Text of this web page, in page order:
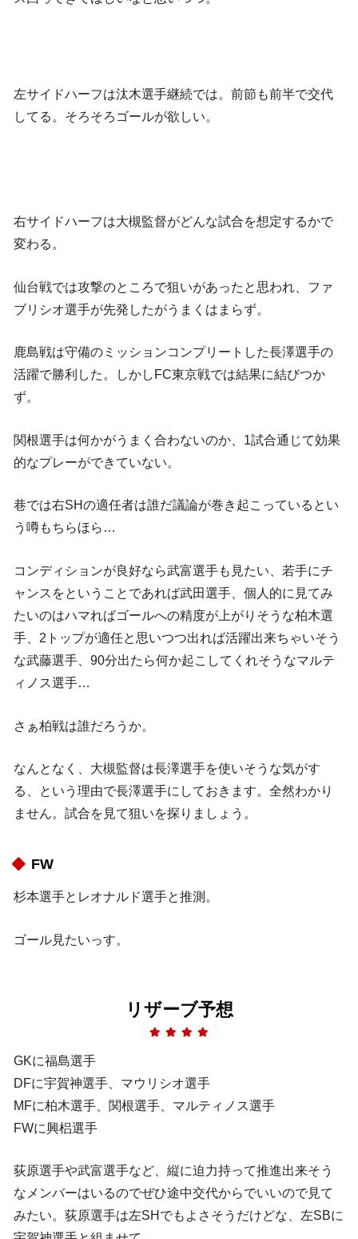
左サイドハーフは汰木選手継続では。前節も前半で交代
してる。そろそろゴールが欲しい。
右サイドハーフは大槻監督がどんな試合を想定するかで
変わる。
仙台戦では攻撃のところで狙いがあったと思われ、ファ
ブリシオ選手が先発したがうまくはまらず。
鹿島戦は守備のミッションコンプリートした長澤選手の
活躍で勝利した。しかしFC東京戦では結果に結びつか
ず。
関根選手は何かがうまく合わないのか、1試合通じて効果
的なプレーができていない。
巷では右SHの適任者は誰だ議論が巻き起こっているとい
う噂もちらほら…
コンディションが良好なら武富選手も見たい、若手にチ
ャンスをということであれば武田選手、個人的に見てみ
たいのはハマればゴールへの精度が上がりそうな柏木選
手、2トップが適任と思いつつ出れば活躍出来ちゃいそう
な武藤選手、90分出たら何か起こしてくれそうなマルテ
ィノス選手…
さぁ柏戦は誰だろうか。
なんとなく、大槻監督は長澤選手を使いそうな気がす
る、という理由で長澤選手にしておきます。全然わかり
ません。試合を見て狙いを探りましょう。
FW
杉本選手とレオナルド選手と推測。
ゴール見たいっす。
リザーブ予想
GKに福島選手
DFに宇賀神選手、マウリシオ選手
MFに柏木選手、関根選手、マルティノス選手
FWに興梠選手
荻原選手や武富選手など、縦に迫力持って推進出来そう
なメンバーはいるのでぜひ途中交代からでいいので見て
みたい。荻原選手は左SHでもよさそうだけどな、左SBに